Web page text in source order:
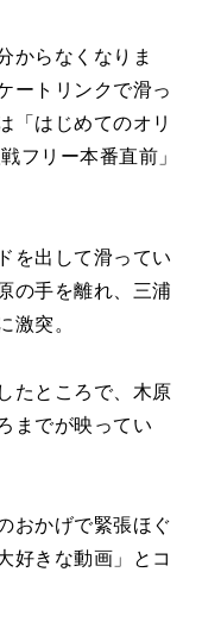
からなくなりま
ートリンクで滑っ
「はじめてのオリ
フリー本番直前」
を出して滑ってい
の手を離れ、三浦
突。
たところで、木原
までが映ってい
おかげで緊張ほぐ
好きな動画」とコ